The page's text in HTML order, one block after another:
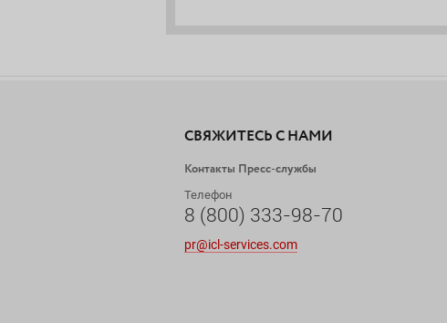
СВЯЖИТЕСЬ С НАМИ
Контакты Пресс-службы
Телефон
8 (800) 333-98-70
pr@icl-services.com